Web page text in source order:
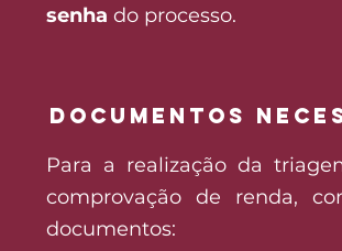
senha do processo.
DOCUMENTOS
Para a realização da
comprovação de renda,
documentos: